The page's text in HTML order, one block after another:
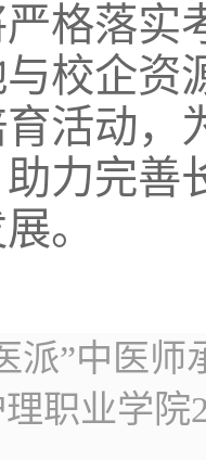
格落实
校企资
活动，
力完善
。
派”中医
职业学院